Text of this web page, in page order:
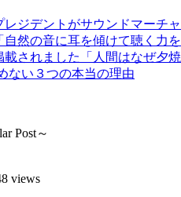
ジデントがサウンドマーチャ
然の音に耳を傾けて聴く力を
されました「人間はなぜ夕
ない３つの本当の理由
Post～
views